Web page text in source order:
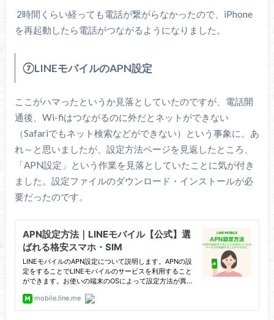
2時間くらい経っても電話が繋がらなかったので、iPhone
を再起動したら電話がつながるようになりました。
⑦LINEモバイルのAPN設定
ここがハマったというか見落としていたのですが、電話開
通後、Wi-fiはつながるのに外だとネットができない
（Safariでもネット検索などができない）という事象に。あ
れ～と思いましたが、設定方法ページを見返したところ、
「APN設定」という作業を見落としていたことに気が付き
ました。設定ファイルのダウンロード・インストールが必
要だったのです。